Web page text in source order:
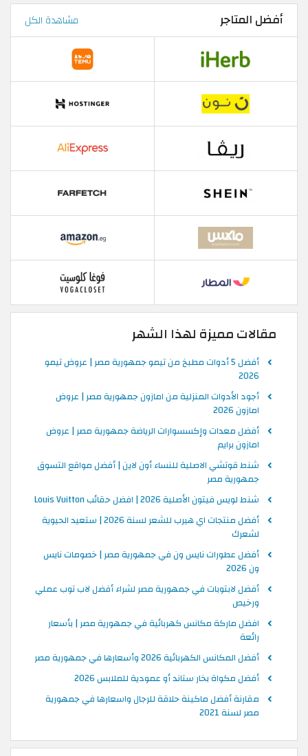
أفضل المتاجر مشاهدة الكل
مقالات مميزة لهذا الشهر
أفضل 5 أدوات مطبخ من تيمو جمهورية مصر | عروض تيمو
2026
أجود الأدوات المنزلية من امازون جمهورية مصر | عروض
امازون 2026
أفضل معدات وإكسسوارات الرياضة جمهورية مصر | عروض
امازون برايم
شنط قوتشي الاصلية للنساء أون لاين | أفضل مواقع التسوق
جمهورية مصر
شنط لويس فيتون الأصلية 2026 | افضل حقائب Louis Vuitton
أفضل منتجات اي هيرب للشعر لسنة 2026 | ستعيد الحيوية
لشعرك
أفضل عطورات نايس ون في جمهورية مصر | خصومات نايس
ون 2026
أفضل لابتوبات في جمهورية مصر لشراء أفضل لاب توب عملي
ورخيص
افضل ماركة مكانس كهربائية في جمهورية مصر | بأسعار
رائعة
أفضل المكانس الكهربائية 2026 وأسعارها في جمهورية مصر
أفضل مكواة بخار ستاند أو عمودية للملابس 2026
مقارنة أفضل ماكينة حلاقة للرجال واسعارها في جمهورية
مصر لسنة 2021